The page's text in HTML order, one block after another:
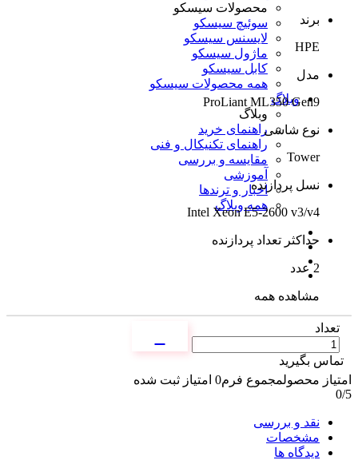
محصولات سیسکو
سوئیچ سیسکو
لایسنس سیسکو
ماژول سیسکو
کابل سیسکو
همه محصولات سیسکو
وبلاگ
وبلاگ
راهنمای خرید
راهنمای تکنیکال و فنی
مقایسه و بررسی
آموزشی
اخبار و ترندها
همه وبلاگ
برند
HPE
مدل
ProLiant ML350 Gen9
نوع شاسی
Tower
نسل پردازنده
Intel Xeon E5-2600 v3/v4
حداکثر تعداد پردازنده
2 عدد
مشاهده همه
تعداد
تماس بگیرید
امتیاز محصولمجموع فرم0 امتیاز ثبت شده
0/5
نقد و بررسی
مشخصات
دیدگاه ها